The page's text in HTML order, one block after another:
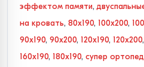
эффектом памяти,
на кровать, 80x190, 100x200,
90x190, 90x200, 120x190, 120x200,
160x190, 180x190, супер